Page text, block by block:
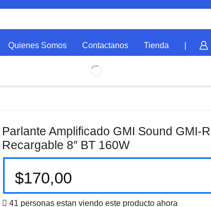
Quienes Somos Contactanos Tienda |
Parlante Amplificado GMI Sound GMI-
Recargable 8″ BT 160W
$170,00
41 personas estan viendo este producto ahora